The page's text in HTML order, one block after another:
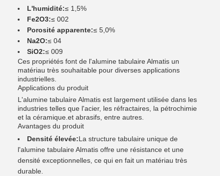
L'humidité:≤ 1,5%
Fe2O3:≤ 002
Porosité apparente:≤ 5,0%
Na2O:≤ 04
SiO2:≤ 009
Ces propriétés font de l'alumine tabulaire Almatis un
matériau très souhaitable pour diverses applications
industrielles.
Applications du produit
L'alumine tabulaire Almatis est largement utilisée dans les
industries telles que l'acier, les réfractaires, la pétrochimie
et la céramique.et abrasifs, entre autres.
Avantages du produit
Densité élevée:La structure tabulaire unique de
l'alumine tabulaire Almatis offre une résistance et une
densité exceptionnelles, ce qui en fait un matériau très
durable.